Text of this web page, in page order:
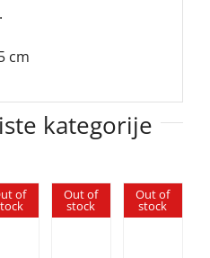
cm
kategorije
of Out of
stock
Out of
stock